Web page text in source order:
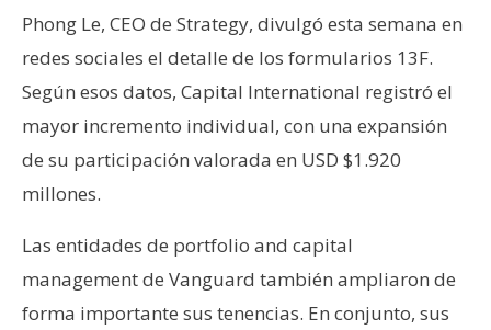
Phong Le, CEO de Strategy, divulgó esta semana en
redes sociales el detalle de los formularios 13F.
Según esos datos, Capital International registró el
mayor incremento individual, con una expansión
de su participación valorada en USD $1.920
millones.
Las entidades de portfolio and capital
management de Vanguard también ampliaron de
forma importante sus tenencias. En conjunto, sus